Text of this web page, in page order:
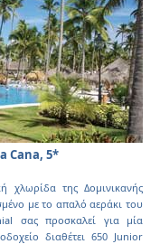
Cana, 5*
χλωρίδα της Δοµινικανής
µε το απαλό αεράκι του
σας προσκαλεί για µία
διαθέτει 650 Junior